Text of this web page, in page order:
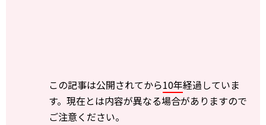
この記事は公開されてから10年経過していま
す。現在とは内容が異なる場合がありますので
ご注意ください。